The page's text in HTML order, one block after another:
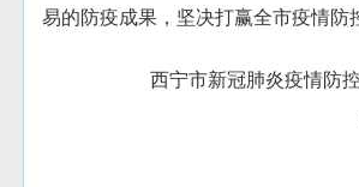
易的防疫成果，坚决打赢全市疫情防
西宁市新冠肺炎疫情防